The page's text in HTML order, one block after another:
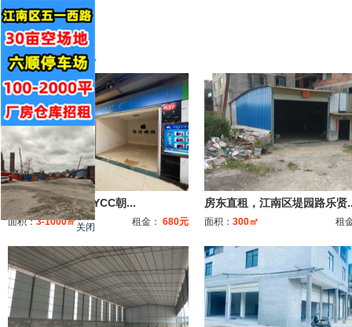
推荐信息
680元起，市中心YCC朝...
面积：3-1000㎡ 租金： 680元
房东直租，江南区堤园路乐贤
面积： 300㎡ 租
关闭